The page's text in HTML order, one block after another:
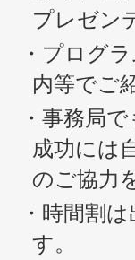
プレゼン
・プログ
内等でご
・事務局
成功には
のご協力
・時間割
す。